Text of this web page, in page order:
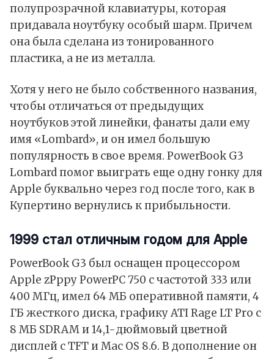
полупрозрачной клавиатуры, которая
придавала ноутбуку особый шарм. Причем
она была сделана из тонированного
пластика, а не из металла.
Хотя у него не было собственного названия,
чтобы отличаться от предыдущих
ноутбуков этой линейки, фанаты дали ему
имя «Lombard», и он имел большую
популярность в свое время. PowerBook G3
Lombard помог выиграть еще одну гонку для
Apple буквально через год после того, как в
Купертино вернулись к прибыльности.
1999 стал отличным годом для Apple
PowerBook G3 был оснащен процессором
Apple zPppy PowerPC 750 с частотой 333 или
400 МГц, имел 64 МБ оперативной памяти, 4
ГБ жесткого диска, графику ATI Rage LT Pro с
8 МБ SDRAM и 14,1-дюймовый цветной
дисплей с TFT и Mac OS 8.6. В дополнение он